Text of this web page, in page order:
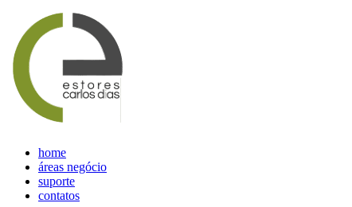
home
áreas negócio
suporte
contatos